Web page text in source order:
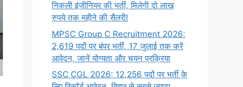
निकली इंजीनियर की भर्ती, मिलेगी दो लाख
रुपये तक महीने की सैलरी!
MPSC Group C Recruitment 2026:
2,619 पदों पर बंपर भर्ती, 17 जुलाई तक करें
आवेदन, जानें योग्यता और चयन प्रक्रिया
SSC CGL 2026: 12,256 पदों पर भर्ती के